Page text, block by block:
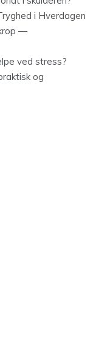
i Hverdagen
—
ved stress?
og